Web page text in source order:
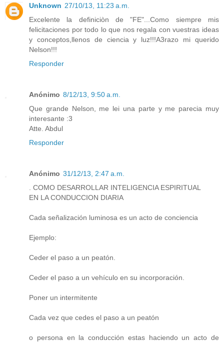
Unknown 27/10/13, 11:23 a.m.
Excelente la definiciòn de "FE"...Como siempre mis
felicitaciones por todo lo que nos regala con vuestras ideas
y conceptos,llenos de ciencia y luz!!!A3razo mi querido
Nelson!!!
Responder
Anónimo 8/12/13, 9:50 a.m.
Que grande Nelson, me lei una parte y me parecia muy
interesante :3
Atte. Abdul
Responder
Anónimo 31/12/13, 2:47 a.m.
. COMO DESARROLLAR INTELIGENCIA ESPIRITUAL
EN LA CONDUCCION DIARIA
Cada señalización luminosa es un acto de conciencia
Ejemplo:
Ceder el paso a un peatón.
Ceder el paso a un vehículo en su incorporación.
Poner un intermitente
Cada vez que cedes el paso a un peatón
o persona en la conducción estas haciendo un acto de